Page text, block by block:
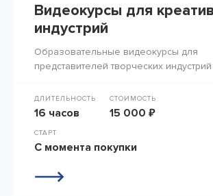
Видеокурсы для
индустрий
Образовательные видеокурсы для
представителей творческих индустрий
ДЛИТЕЛЬНОСТЬ
16 часов
СТОИМОСТЬ
15 000 ₽
СТАРТ
С момента покупки